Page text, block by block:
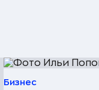
Бизнес